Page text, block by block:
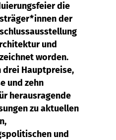
die
der
und
worden.
drei Hauptpreise,
und zehn
herausragende
zu aktuellen
und